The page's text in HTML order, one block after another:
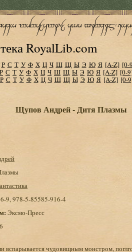
RoyalLib.com
Р С Т У Ф Х Ц Ч Ш Щ Ы Э Ю Я [A-Z] [0-
Р С Т У Ф Х Ц Ч Ш Щ Ы Э Ю Я [A-Z] [0-
Р С Т У Ф Х Ц Ч Ш Щ Ы Э Ю Я [A-Z] [0-
Щупов Андрей - Дитя Плазмы
9, 978-5-85585-916-4
Эксмо-Пресс
вспарывается чудовищным монстром,